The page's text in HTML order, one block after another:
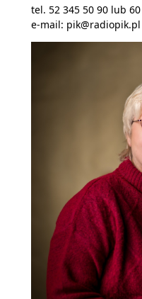
tel. 52 345 50 90 lub 60
e-mail: pik@radiopik.pl